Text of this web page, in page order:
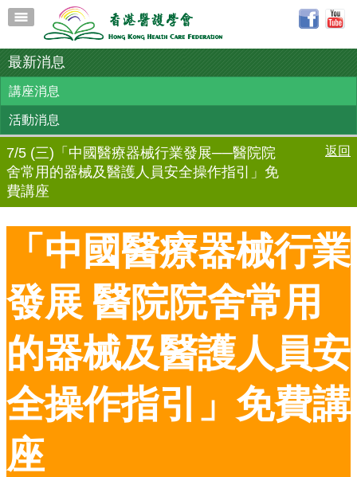
最新消息
講座消息
活動消息
7/5 (三)「中國醫療器械行業發展──醫院院
舍常用的器械及醫護人員安全操作指引」免
費講座
返回
「中國醫療器械行業
發展 醫院院舍常用
的器械及醫護人員安
全操作指引」免費講
座